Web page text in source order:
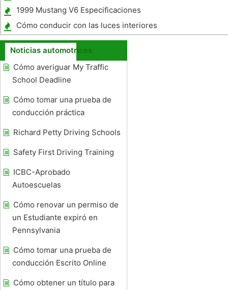
1999 Mustang V6 Especificaciones
Cómo conducir con las luces interiores
Noticias automotrices
Cómo averiguar My Traffic
School Deadline
Cómo tomar una prueba de
conducción práctica
Richard Petty Driving Schools
Safety First Driving Training
ICBC-Aprobado
Autoescuelas
Cómo renovar un permiso de
un Estudiante expiró en
Pennsylvania
Cómo tomar una prueba de
conducción Escrito Online
Cómo obtener un título para